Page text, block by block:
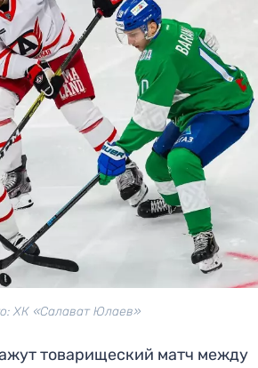
ХК «Салават Юлаев»
товарищеский матч между